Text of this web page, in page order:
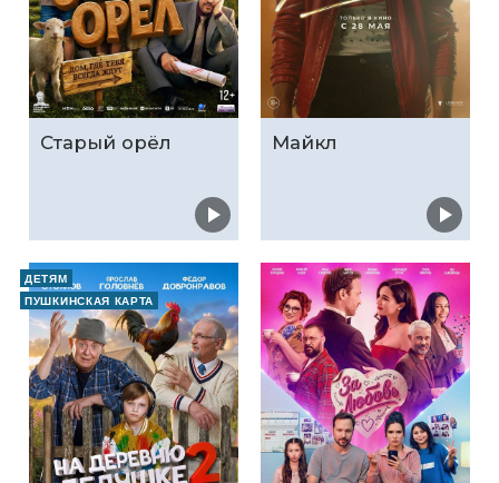
Старый орёл Майкл
ДЕТЯМ
ПУШКИНСКАЯ КАРТА